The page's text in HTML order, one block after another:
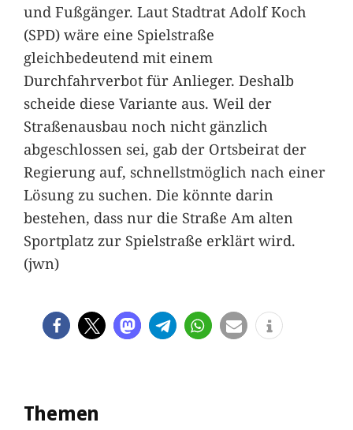
und Fußgänger. Laut Stadtrat Adolf Koch
(SPD) wäre eine Spielstraße
gleichbedeutend mit einem
Durchfahrverbot für Anlieger. Deshalb
scheide diese Variante aus. Weil der
Straßenausbau noch nicht gänzlich
abgeschlossen sei, gab der Ortsbeirat der
Regierung auf, schnellstmöglich nach einer
Lösung zu suchen. Die könnte darin
bestehen, dass nur die Straße Am alten
Sportplatz zur Spielstraße erklärt wird.
(jwn)
Themen